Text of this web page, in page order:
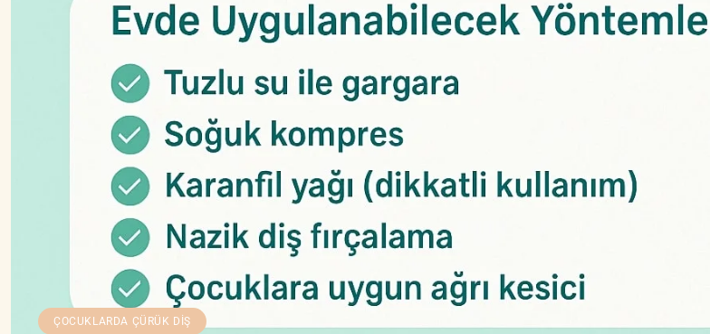
ÇOCUKLARDA ÇÜRÜK DİŞ